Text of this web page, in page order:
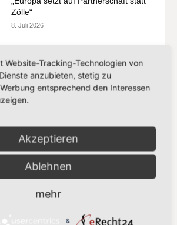
Zölle“
8. Juli 2026
Mehr laden
64
Website-Tracking-Technologien von
anzubieten, stetig zu
entsprechend den Interessen
Akzeptieren
Ablehnen
mehr
&